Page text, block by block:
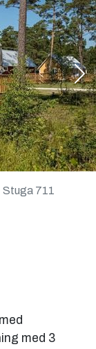
Stuga 711
med 3